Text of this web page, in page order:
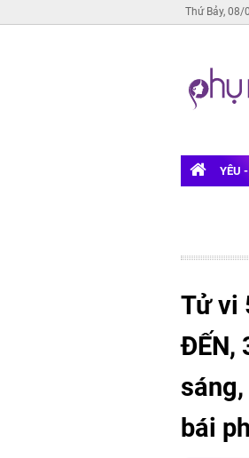
Thứ Bảy, 08/
YÊU
Tử vi
ĐẾN,
bái